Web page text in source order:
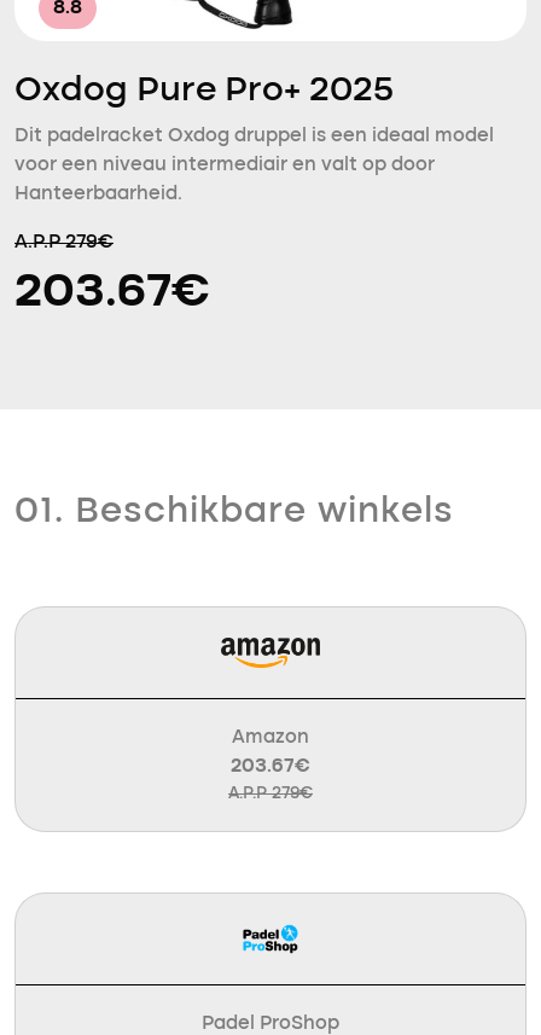
8.8
Oxdog Pure Pro+ 2025
Dit padelracket Oxdog druppel is een ideaal model
voor een niveau intermediair en valt op door
Hanteerbaarheid.
A.P.P 279€
203.67€
01. Beschikbare winkels
Amazon
203.67€
A.P.P 279€
Padel ProShop